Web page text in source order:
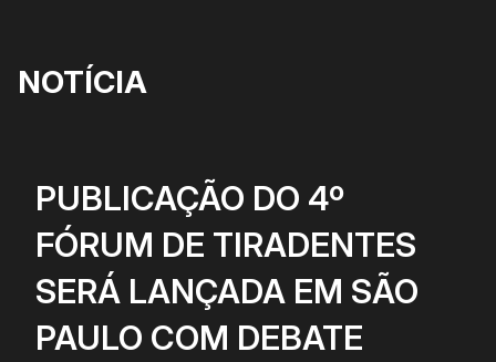
NOTÍCIA
PUBLICAÇÃO DO 4º
FÓRUM DE TIRADENTES
SERÁ LANÇADA EM SÃO
PAULO COM DEBATE